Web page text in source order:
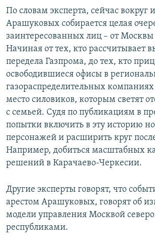
По словам эксперта, сейчас вокруг
Арашуковых собирается целая
заинтересованных лиц – от Москвы
Начиная от тех, кто рассчитывает
передела Газпрома, до тех, кто
освободившиеся офисы в
газораспределительных
место силовиков, которым светят
с семьей. Судя по публикациям в
попытки включить в эту историю
персонажей и расширить круг
Например, добиться масштабных
решений в Карачаево-Черкесии.
Другие эксперты говорят, что
арестом Арашуковых, говорят об
модели управления Москвой
республиками.